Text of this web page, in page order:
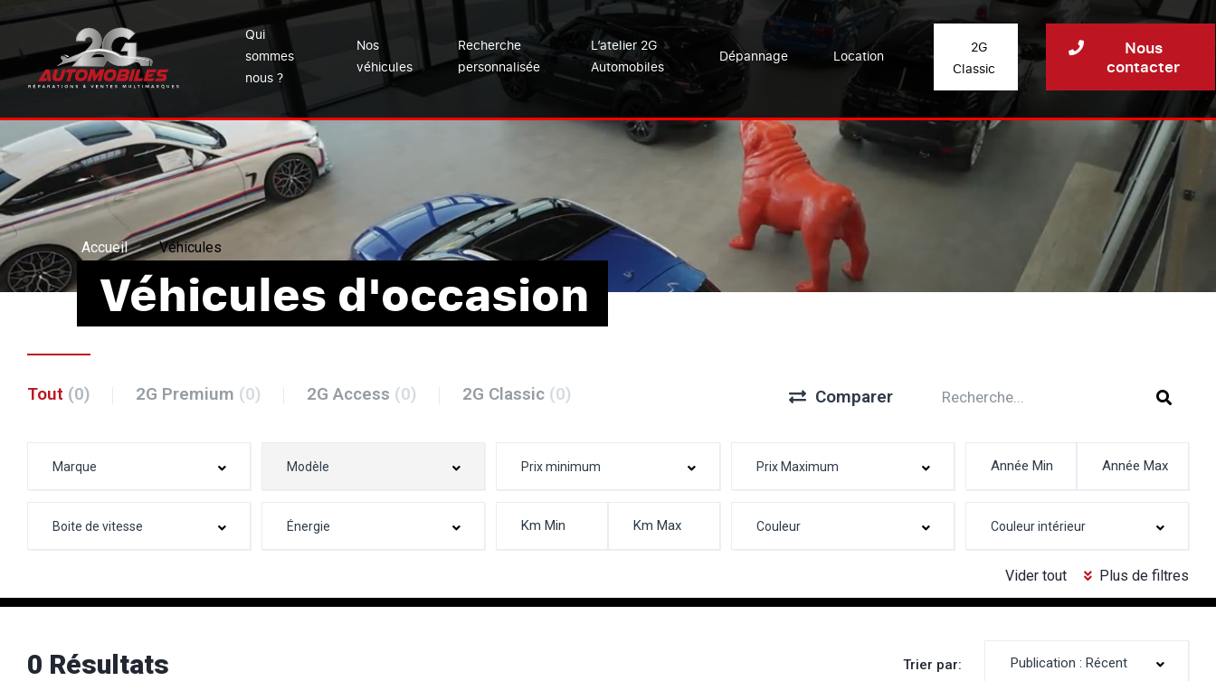
Qui
sommes
nous ?
Nos
véhicules
Recherche
personnalisée
L’atelier 2G
Automobiles
Dépannage Location
2G
Classic
Nous
contacter
Accueil Véhicules
Véhicules d'occasion
Vider tout Plus de filtres
Tout (0) 2G Premium (0) 2G Access (0) 2G Classic (0) Comparer
0 Résultats Trier par: Publication : Récent